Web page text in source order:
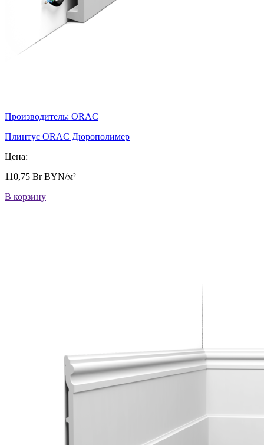
Производитель: ORAC
Плинтус ORAC Дюрополимер
Цена:
110,75 BrBYN/м²
В корзину